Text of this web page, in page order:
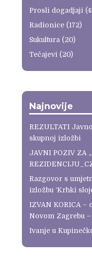
Prosli dogadjaji
Radionice(172)
Sukultura (20)
Tečajevi (20)
Najnovije
REZULTATI
skupnoj izložbi
JAVNI POZIV ZA
Razgovor s
izložbu ‘Krhki
IZVAN KORICA –
Novom Zagrebu
Ivanje u